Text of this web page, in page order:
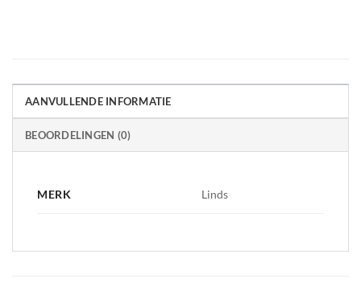
AANVULLENDE INFORMATIE
BEOORDELINGEN (0)
MERK Linds